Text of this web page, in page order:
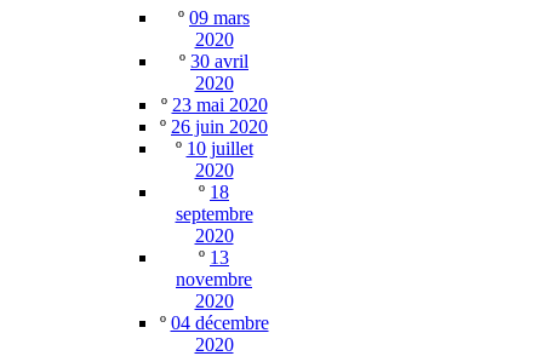
º 09 mars
2020
º 30 avril
2020
º 23 mai 2020
º 26 juin 2020
º 10 juillet
2020
º 18
septembre
2020
º 13
novembre
2020
º 04 décembre
2020